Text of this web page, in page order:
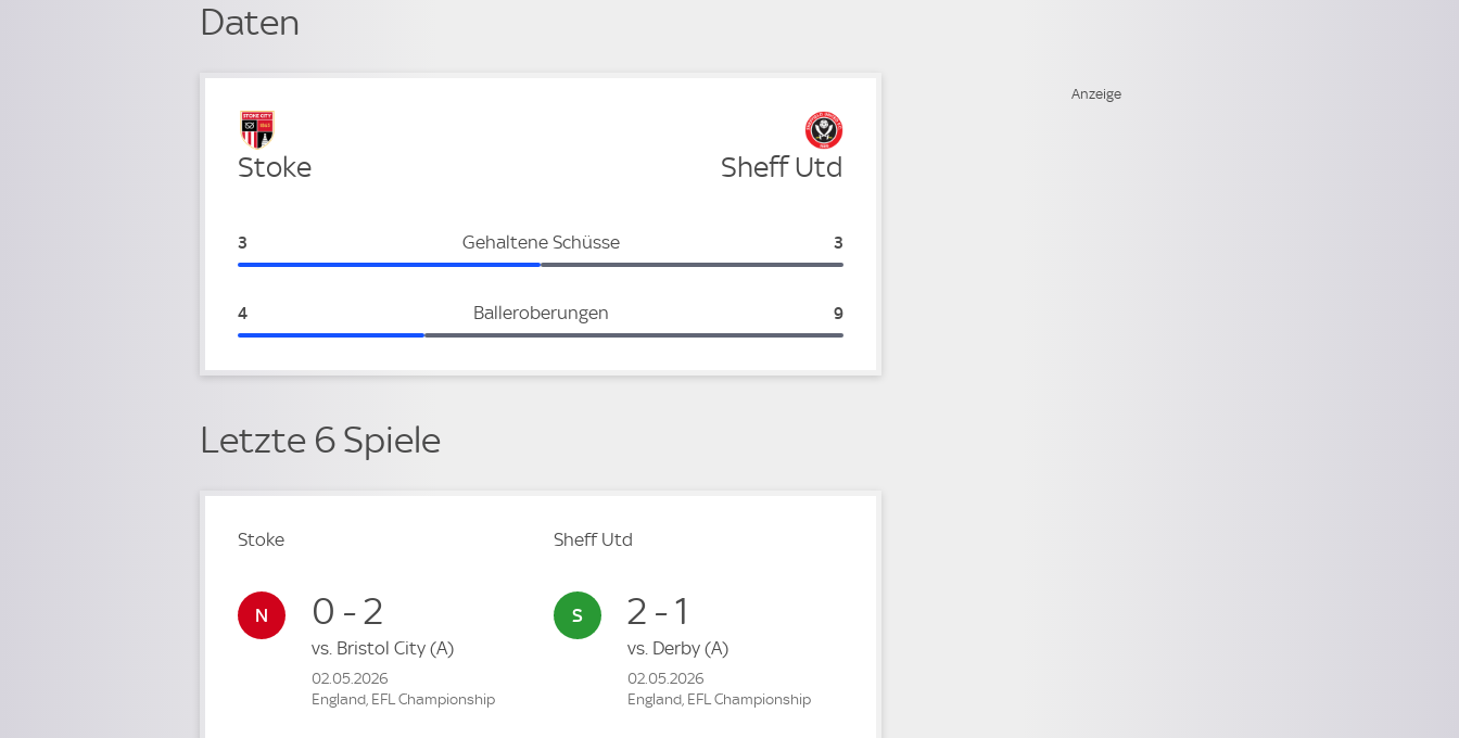
Daten
Verteidigung
Stoke Sheff Utd
Gehaltene Schüsse
Stoke:
3 Sheff Utd:
3
Balleroberungen
Stoke:
4 Sheff Utd:
9
Letzte 6 Spiele
Stoke
0 - 2
vs. Bristol City (A)
02.05.2026
England, EFL Championship
Sheff Utd
2 - 1
vs. Derby (A)
02.05.2026
England, EFL Championship